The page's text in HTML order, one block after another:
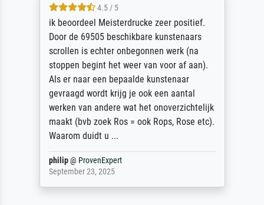
4.5 / 5
ik beoordeel Meisterdrucke zeer positief.
Door de 69505 beschikbare kunstenaars
scrollen is echter onbegonnen werk (na
stoppen begint het weer van voor af aan).
Als er naar een bepaalde kunstenaar
gevraagd wordt krijg je ook een aantal
werken van andere wat het onoverzichtelijk
maakt (bvb zoek Ros = ook Rops, Rose etc).
Waarom duidt u ...
philip@ ProvenExpert
September 23, 2025